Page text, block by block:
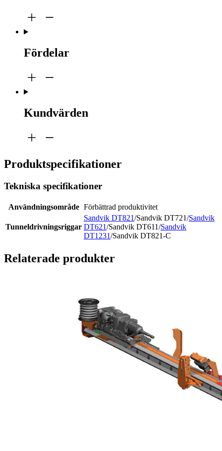
Fördelar
Kundvärden
Produktspecifikationer
Tekniska specifikationer
Användningsområde Förbättrad produktivitet
Tunneldrivningsriggar
Sandvik DT821/Sandvik DT721/Sandvik
DT621/Sandvik DT611/Sandvik
DT1231/Sandvik DT821-C
Relaterade produkter